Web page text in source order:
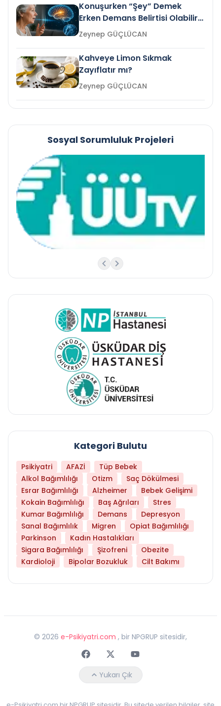
Konuşurken “Şey” Demek
Erken Demans Belirtisi Olabilir
mi?
Zeynep GÜÇLÜCAN
Kahveye Limon Sıkmak
Zayıflatır mı?
Zeynep GÜÇLÜCAN
Sosyal Sorumluluk Projeleri
Kategori Bulutu
Psikiyatri AFAZİ
Tüp Bebek
Alkol Bağımlılığı
Otizm
Saç Dökülmesi
Esrar Bağımlılığı
Alzheimer
Bebek Gelişimi
Kokain Bağımlılığı
Baş Ağrıları
Stres
Kumar Bağımlılığı
Demans
Depresyon
Sanal Bağımlılık
Migren
Opiat Bağımlılığı
Parkinson
Kadın Hastalıkları
Sigara Bağımlılığı
Şizofreni
Obezite
Kardioloji
Bipolar Bozukluk Cilt Bakımı
© 2026 e-Psikiyatri.com , bir NPGRUP sitesidir,
FaceebokTwitterYoutube
Yukarı Çık